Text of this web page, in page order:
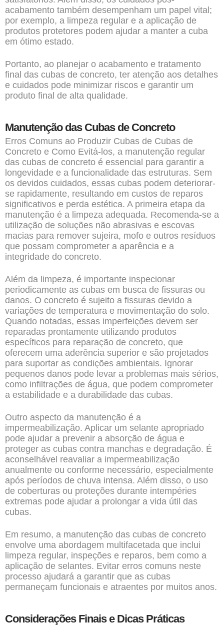
acabamento também desempenham um papel vital;
por exemplo, a limpeza regular e a aplicação de
produtos protetores podem ajudar a manter a cuba
em ótimo estado.
Portanto, ao planejar o acabamento e tratamento
final das cubas de concreto, ter atenção aos detalhes
e cuidados pode minimizar riscos e garantir um
produto final de alta qualidade.
Manutenção das Cubas de Concreto
Erros Comuns ao Produzir Cubas de Cubas de
Concreto e Como Evitá-los, a manutenção regular
das cubas de concreto é essencial para garantir a
longevidade e a funcionalidade das estruturas. Sem
os devidos cuidados, essas cubas podem deteriorar-
se rapidamente, resultando em custos de reparos
significativos e perda estética. A primeira etapa da
manutenção é a limpeza adequada. Recomenda-se a
utilização de soluções não abrasivas e escovas
macias para remover sujeira, mofo e outros resíduos
que possam comprometer a aparência e a
integridade do concreto.
Além da limpeza, é importante inspecionar
periodicamente as cubas em busca de fissuras ou
danos. O concreto é sujeito a fissuras devido a
variações de temperatura e movimentação do solo.
Quando notadas, essas imperfeições devem ser
reparadas prontamente utilizando produtos
específicos para reparação de concreto, que
oferecem uma aderência superior e são projetados
para suportar as condições ambientais. Ignorar
pequenos danos pode levar a problemas mais sérios,
como infiltrações de água, que podem comprometer
a estabilidade e a durabilidade das cubas.
Outro aspecto da manutenção é a
impermeabilização. Aplicar um selante apropriado
pode ajudar a prevenir a absorção de água e
proteger as cubas contra manchas e degradação. É
aconselhável reavaliar a impermeabilização
anualmente ou conforme necessário, especialmente
após períodos de chuva intensa. Além disso, o uso
de coberturas ou proteções durante intempéries
extremas pode ajudar a prolongar a vida útil das
cubas.
Em resumo, a manutenção das cubas de concreto
envolve uma abordagem multifacetada que inclui
limpeza regular, inspeções e reparos, bem como a
aplicação de selantes. Evitar erros comuns neste
processo ajudará a garantir que as cubas
permaneçam funcionais e atraentes por muitos anos.
Considerações Finais e Dicas Práticas